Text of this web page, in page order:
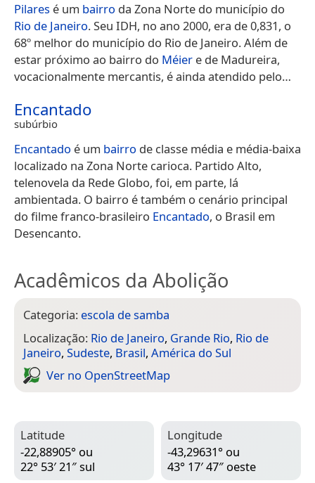
Pilares é um bairro da Zona Norte do município do
Rio de Janeiro. Seu IDH, no ano 2000, era de 0,831, o
68º melhor do município do Rio de Janeiro. Além de
estar próximo ao bairro do Méier e de Madureira,
vocacionalmente mercantis, é ainda atendido pelo…
Encantado
subúrbio
Encantado é um bairro de classe média e média-baixa
localizado na Zona Norte carioca. Partido Alto,
telenovela da Rede Globo, foi, em parte, lá
ambientada. O bairro é também o cenário principal
do filme franco-brasileiro Encantado, o Brasil em
Desencanto.
Acadêmicos da Abolição
Categoria: escola de samba
Localização: Rio de Janeiro, Grande Rio, Rio de
Janeiro, Sudeste, Brasil, América do Sul
Ver no Open­Street­Map
Latitude
-22,88905° ou
22° 53′ 21″ sul
Longitude
-43,29631° ou
43° 17′ 47″ oeste